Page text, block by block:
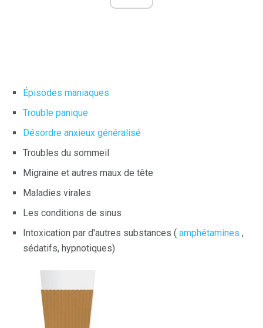
Épisodes maniaques
Trouble panique
Désordre anxieux généralisé
Troubles du sommeil
Migraine et autres maux de tête
Maladies virales
Les conditions de sinus
Intoxication par d'autres substances ( amphétamines ,
sédatifs, hypnotiques)